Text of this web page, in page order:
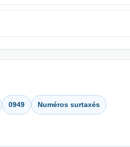
0949 Numéros surtaxés